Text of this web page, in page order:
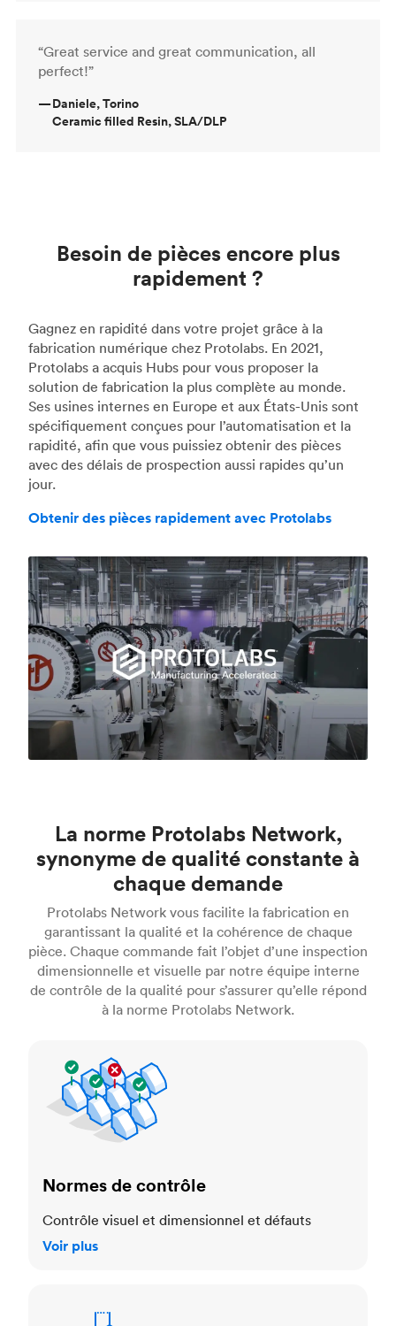
“Great service and great communication, all
perfect!”
—Daniele, Torino
Ceramic filled Resin, SLA/DLP
Besoin de pièces encore plus
rapidement ?
Gagnez en rapidité dans votre projet grâce à la
fabrication numérique chez Protolabs. En 2021,
Protolabs a acquis Hubs pour vous proposer la
solution de fabrication la plus complète au monde.
Ses usines internes en Europe et aux États-Unis sont
spécifiquement conçues pour l’automatisation et la
rapidité, afin que vous puissiez obtenir des pièces
avec des délais de prospection aussi rapides qu’un
jour.
Obtenir des pièces rapidement avec Protolabs
La norme Protolabs Network,
synonyme de qualité constante à
chaque demande
Protolabs Network vous facilite la fabrication en
garantissant la qualité et la cohérence de chaque
pièce. Chaque commande fait l’objet d’une inspection
dimensionnelle et visuelle par notre équipe interne
de contrôle de la qualité pour s’assurer qu’elle répond
à la norme Protolabs Network.
Normes de contrôle
Contrôle visuel et dimensionnel et défauts
Voir plus